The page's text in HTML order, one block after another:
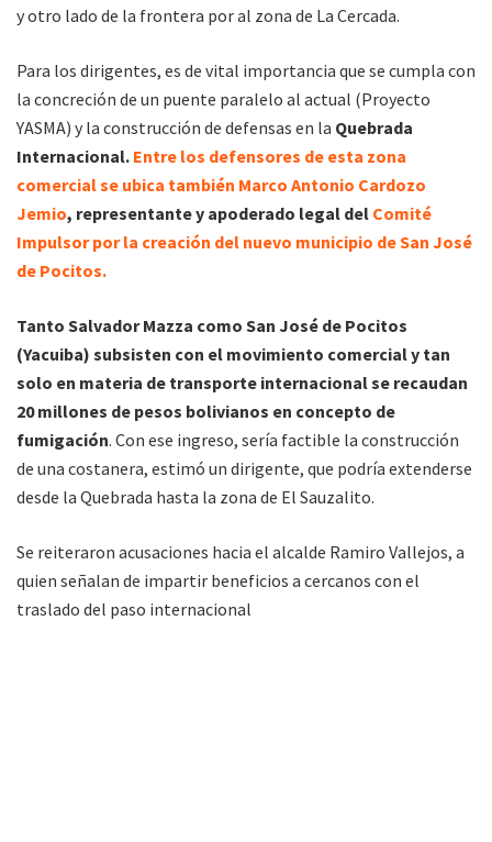
y otro lado de la frontera por al zona de La Cercada.
Para los dirigentes, es de vital importancia que se cumpla con
la concreción de un puente paralelo al actual (Proyecto
YASMA) y la construcción de defensas en la Quebrada
Internacional. Entre los defensores de esta zona
comercial se ubica también Marco Antonio Cardozo
Jemio, representante y apoderado legal del Comité
Impulsor por la creación del nuevo municipio de San José
de Pocitos.
Tanto Salvador Mazza como San José de Pocitos
(Yacuiba) subsisten con el movimiento comercial y tan
solo en materia de transporte internacional se recaudan
20 millones de pesos bolivianos en concepto de
fumigación. Con ese ingreso, sería factible la construcción
de una costanera, estimó un dirigente, que podría extenderse
desde la Quebrada hasta la zona de El Sauzalito.
Se reiteraron acusaciones hacia el alcalde Ramiro Vallejos, a
quien señalan de impartir beneficios a cercanos con el
traslado del paso internacional